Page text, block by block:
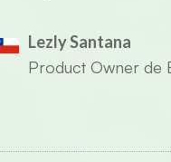
Lezly Santana
Product Owner de